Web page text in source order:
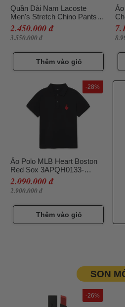
Quần Dài Nam Lacoste
Men's Stretch Chino Pants
Slim Fit HH2661-02S Màu
Vàng Cát Size 42
2.450.000 đ
3.550.000 đ
Thêm vào giỏ
Áo Polo MLB Heart Boston
Red Sox 3APQH0133-
43BKS Màu Đen Size L
2.090.000 đ
2.900.000 đ
-28%
Thêm vào giỏ
SON
-26%